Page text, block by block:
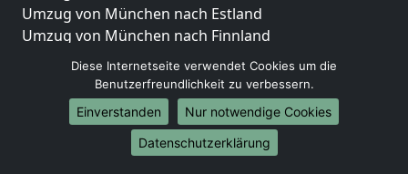
Umzug von München nach Estland
Umzug von München nach Finnland
Umzug von München nach Frankreich
Umzug von München nach Griechenland
Umzug von München nach Italien
Umzug von München nach Liechtenstein
Umzug von München nach Luxemburg
Diese Internetseite verwendet Cookies um die
Benutzerfreundlichkeit zu verbessern.
Einverstanden
Nur notwendige Cookies
Datenschutzerklärung